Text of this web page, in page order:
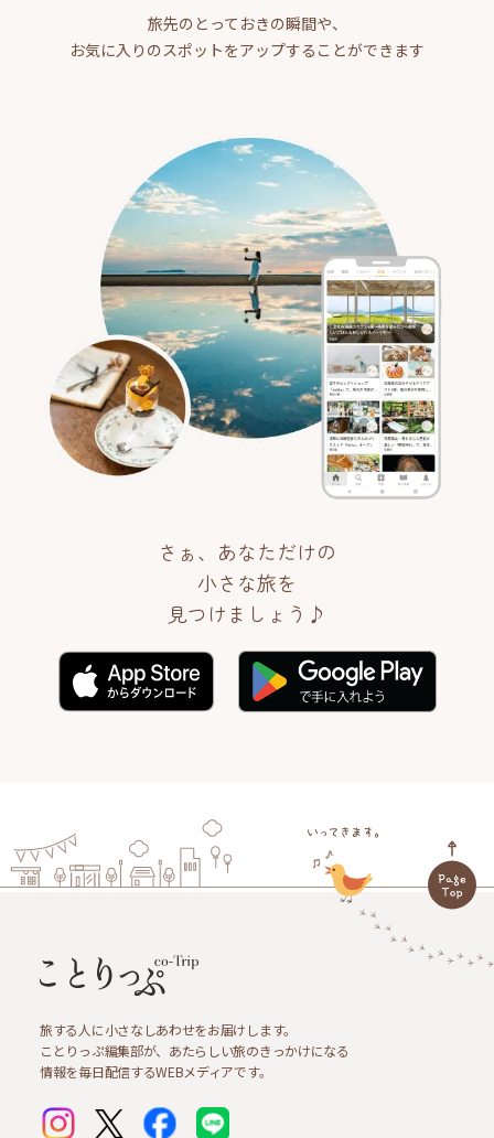
旅先のとっておきの瞬間や、
お気に入りのスポットをアップすることができます
さぁ、あなただけの
小さな旅を
見つけましょう♪
旅する人に小さなしあわせをお届けします。
ことりっぷ編集部が、あたらしい旅のきっかけになる
情報を毎日配信するWEBメディアです。